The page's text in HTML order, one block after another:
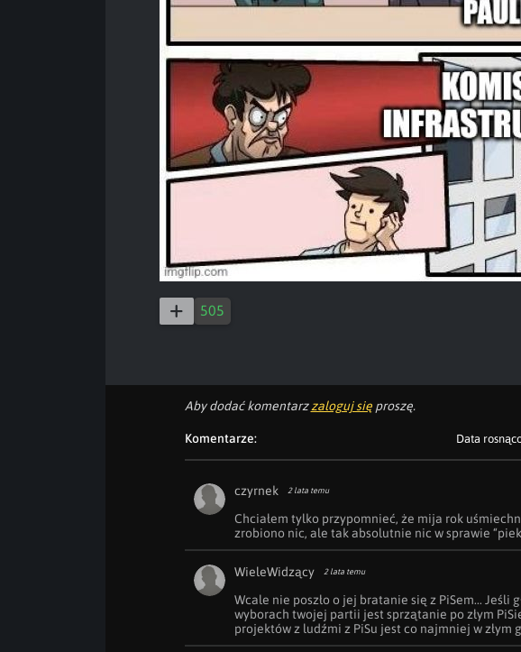
505
Aby dodać komentarzzaloguj sięproszę.
Komentarze: Data
czyrnek 2 lata temu
Chciałem tylko przypomnieć, że mija rok
zrobiono nic, ale tak absolutnie nic w sprawie
WieleWidzący 2 lata temu
Wcale nie poszło o jej bratanie się z PiSem... Jeśli
wyborach twojej partii jest sprzątanie po złym
projektów z ludźmi z PiSu jest co najmniej w złym